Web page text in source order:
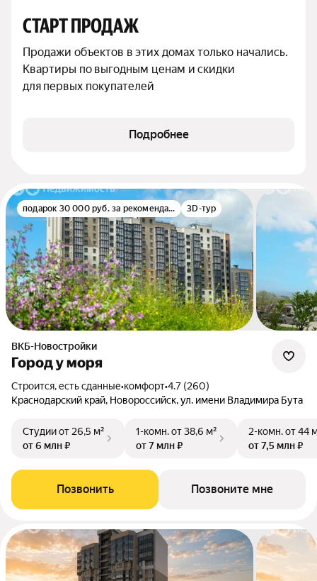
СТАРТ ПРОДАЖ
Продажи объектов в этих домах только начались.
Квартиры по выгодным ценам и скидки
для первых покупателей
Подробнее
подарок 30 000 руб. за рекомендацию 3D-тур
ВКБ-Новостройки
Город у моря
Строится, есть сданные•комфорт•4.7 (260)
Краснодарский край, Новороссийск, ул. имени Владимира Бута
Студииот 26,5 м²
от 6 млн ₽
1-комн.от 38,6 м²
от 7 млн ₽
2-комн.от 44
от 7,5 млн ₽
Позвонить Позвоните мне